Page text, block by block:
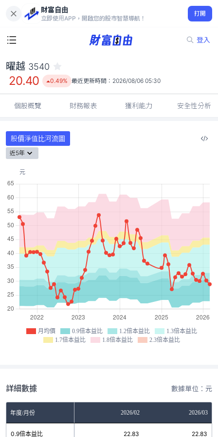
財富自由
立即使用APP，開啟您的股市智慧導航！
打開
登入
20.40
0.49%
曜越 3540
20.40 0.49% 最近更新時間： 2026/08/06 05:30
個股概覽 財務報表 獲利能力 安全性分析
股價淨值比河流圖
近5年
月均價 0.9倍本益比 1.2倍本益比
1.3倍本益比
1.7倍本益比
1.8倍本益比 2.3倍本益比
詳細數據 數據單位：元
年度/月份 2026/02 2026/03
0.9倍本益比 22.83 22.83